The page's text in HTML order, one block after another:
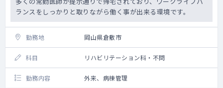
ランスをしっかりと取りながら働く事が出来る環境です。
勤務地 岡山県倉敷市
科目 リハビリテーション科・不問
勤務内容 外来、病棟管理